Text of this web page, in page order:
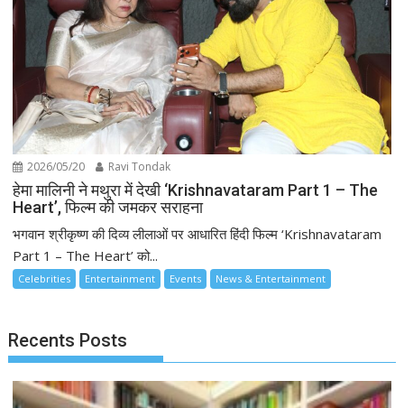
2026/05/20 Ravi Tondak
हेमा मालिनी ने मथुरा में देखी ‘Krishnavataram Part 1 – The
Heart’, फिल्म की जमकर सराहना
भगवान श्रीकृष्ण की दिव्य लीलाओं पर आधारित हिंदी फिल्म ‘Krishnavataram
Part 1 – The Heart’ को...
Celebrities Entertainment Events News & Entertainment
Recents Posts